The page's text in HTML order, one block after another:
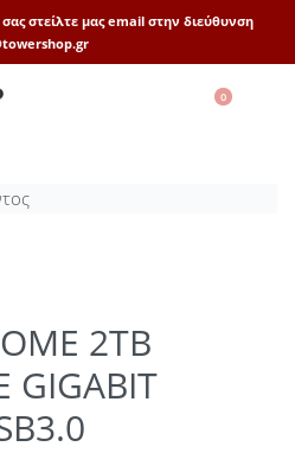
στείλτε μας email στην διεύθυνση
0
2TB
GIGABIT